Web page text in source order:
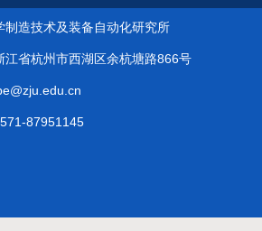
制造技术及装备自动化研究所
江省杭州市西湖区余杭塘路866号
87951145